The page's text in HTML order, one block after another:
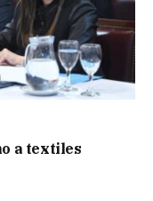
a textiles